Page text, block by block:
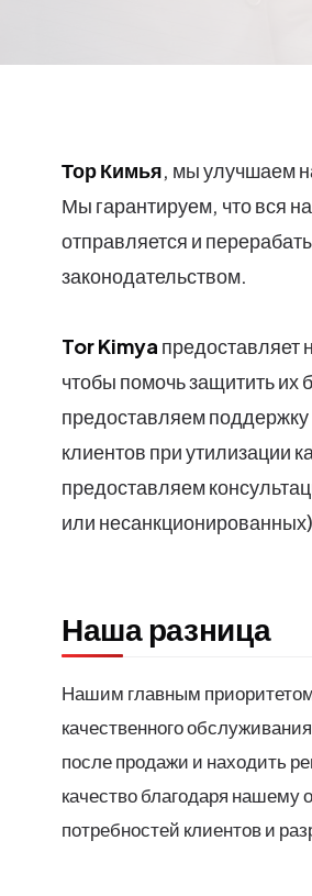
Тор Кимья, мы улучшаем
Мы гарантируем, что вся
отправляется и
законодательством.
Tor Kimya предоставляет
чтобы помочь защитить
предоставляем
клиентов при утилизации
предоставляем
или
Наша разница
Нашим главным
качественного
после продажи и находить
качество благодаря нашему
потребностей клиентов и